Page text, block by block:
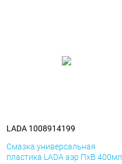
LADA 1008914199
Смазка универсальная
пластика LADA аэр ПхВ 400мл